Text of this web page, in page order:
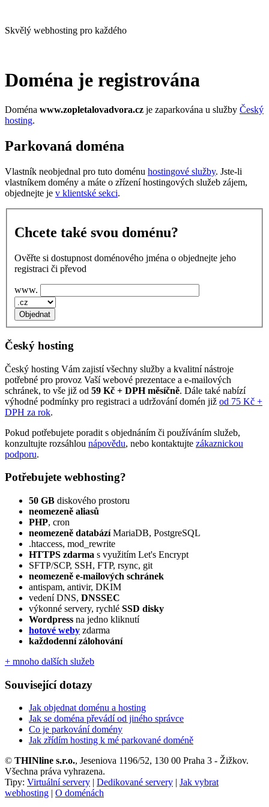
Skvělý webhosting pro každého
Doména je registrována
Doména www.zopletalovadvora.cz je zaparkována u služby Český
hosting.
Parkovaná doména
Vlastník neobjednal pro tuto doménu hostingové služby. Jste-li
vlastníkem domény a máte o zřízení hostingových služeb zájem,
objednejte je v klientské sekci.
Chcete také svou doménu?
Ověřte si dostupnost doménového jména o objednejte jeho
registraci či převod
www.
Český hosting
Český hosting Vám zajistí všechny služby a kvalitní nástroje
potřebné pro provoz Vaší webové prezentace a e‑mailových
schránek, to vše již od 59 Kč + DPH měsíčně. Dále také nabízí
výhodné podmínky pro registraci a udržování domén již od 75 Kč +
DPH za rok.
Pokud potřebujete poradit s objednáním či používáním služeb,
konzultujte rozsáhlou nápovědu, nebo kontaktujte zákaznickou
podporu.
Potřebujete webhosting?
50 GB diskového prostoru
neomezeně aliasů
PHP, cron
neomezeně databázíMariaDB, PostgreSQL
.htaccess, mod_rewrite
HTTPS zdarma s využitím Let's Encrypt
SFTP/SCP, SSH, FTP, rsync, git
neomezeně e‑mailových schránek
antispam, antivir, DKIM
vedení DNS, DNSSEC
výkonné servery, rychlé SSD disky
Wordpress na jedno kliknutí
hotové weby zdarma
každodenní zálohování
+ mnoho dalších služeb
Související dotazy
Jak objednat doménu a hosting
Jak se doména převádí od jiného správce
Co je parkování domény
Jak zřídím hosting k mé parkované doméně
© THINline s.r.o., Jeseniova 1196/52, 130 00 Praha 3 - Žižkov.
Všechna práva vyhrazena.
Tipy: Virtuální servery | Dedikované servery | Jak vybrat
webhosting | O doménách